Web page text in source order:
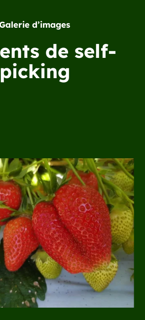
d’images
de self-
picking